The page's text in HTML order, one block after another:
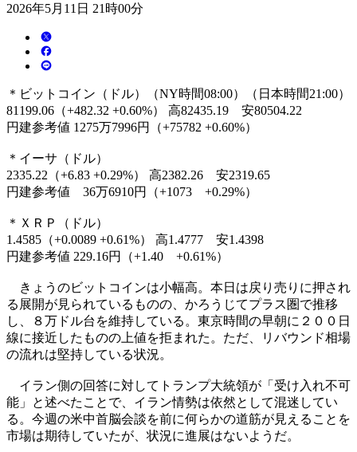
2026年5月11日 21時00分
＊ビットコイン（ドル）（NY時間08:00）（日本時間21:00）
81199.06（+482.32 +0.60%） 高82435.19 安80504.22
円建参考値 1275万7996円（+75782 +0.60%）
＊イーサ（ドル）
2335.22（+6.83 +0.29%） 高2382.26 安2319.65
円建参考値 36万6910円（+1073 +0.29%）
＊ＸＲＰ（ドル）
1.4585（+0.0089 +0.61%） 高1.4777 安1.4398
円建参考値 229.16円（+1.40 +0.61%）
きょうのビットコインは小幅高。本日は戻り売りに押され
る展開が見られているものの、かろうじてプラス圏で推移
し、８万ドル台を維持している。東京時間の早朝に２００日
線に接近したものの上値を拒まれた。ただ、リバウンド相場
の流れは堅持している状況。
イラン側の回答に対してトランプ大統領が「受け入れ不可
能」と述べたことで、イラン情勢は依然として混迷してい
る。今週の米中首脳会談を前に何らかの道筋が見えることを
市場は期待していたが、状況に進展はないようだ。